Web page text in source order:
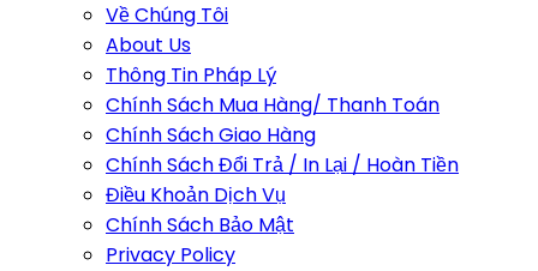
Về Chúng Tôi
About Us
Thông Tin Pháp Lý
Chính Sách Mua Hàng/ Thanh Toán
Chính Sách Giao Hàng
Chính Sách Đổi Trả / In Lại / Hoàn Tiền
Điều Khoản Dịch Vụ
Chính Sách Bảo Mật
Privacy Policy